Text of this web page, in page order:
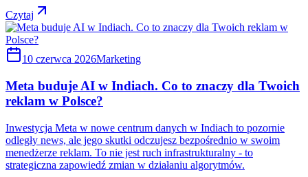
Czytaj
10 czerwca 2026Marketing
Meta buduje AI w Indiach. Co to znaczy dla Twoich
reklam w Polsce?
Inwestycja Meta w nowe centrum danych w Indiach to pozornie
odległy news, ale jego skutki odczujesz bezpośrednio w swoim
menedżerze reklam. To nie jest ruch infrastrukturalny - to
strategiczna zapowiedź zmian w działaniu algorytmów.